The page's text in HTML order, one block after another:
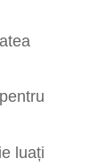
luați